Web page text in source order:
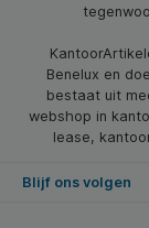
Benelux en
bestaat uit
webshop in
lease,
Blijf ons volgen